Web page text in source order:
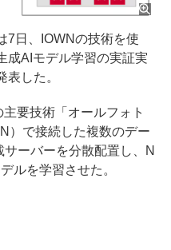
日、IOWNの技術を使
成AIモデル学習の実証実
した。
要技術「オールフォト
）で接続した複数のデー
ーバーを分散配置し、N
ルを学習させた。